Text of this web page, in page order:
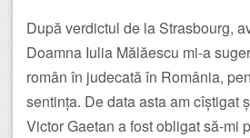
După verdictul de la Strasbourg,
Doamna Iulia Mălăescu mi-a
român în judecată în România,
sentința. De data asta am cîștigat
Victor Gaetan a fost obligat să-mi